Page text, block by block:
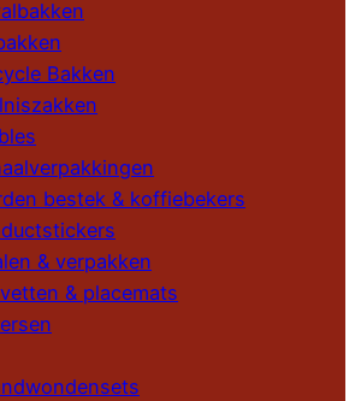
Bakken
bestek & koffiebekers
& verpakken
& placemats